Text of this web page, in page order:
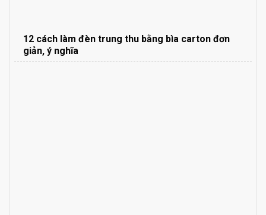
12 cách làm đèn trung thu bằng bìa carton đơn
giản, ý nghĩa